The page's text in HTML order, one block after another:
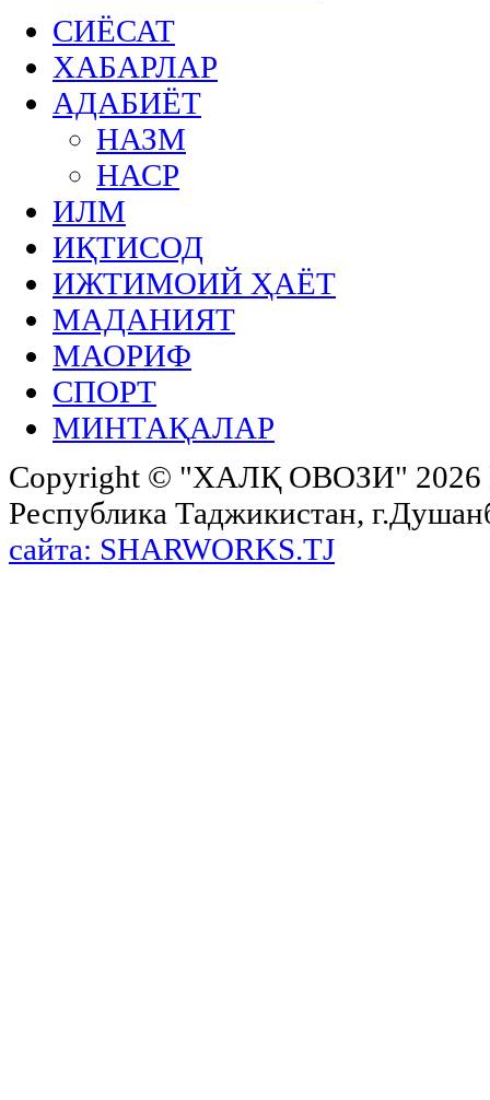
СИЁСАТ
ХАБАРЛАР
АДАБИЁТ
НАЗМ
НАСР
ИЛМ
ИҚТИСОД
ИЖТИМОИЙ ҲАЁТ
МАДАНИЯТ
МАОРИФ
СПОРТ
МИНТАҚАЛАР
Copyright © "ХАЛҚ ОВОЗИ"
Республика Таджикистан,
сайта: SHARWORKS.TJ